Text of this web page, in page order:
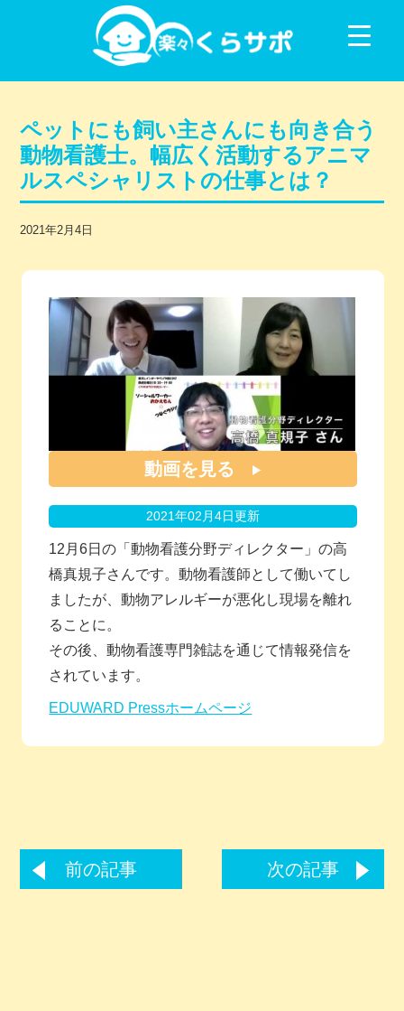
コンテンツに移動
ペットにも飼い主さんにも向き合う
動物看護士。幅広く活動するアニマ
ルスペシャリストの仕事とは？
2021年2月4日
動画を見る
2021年02月4日更新
12月6日の「動物看護分野ディレクター」の高
橋真規子さんです。動物看護師として働いてし
ましたが、動物アレルギーが悪化し現場を離れ
ることに。
その後、動物看護専門雑誌を通じて情報発信を
されています。
EDUWARD Pressホームページ
前の記事 次の記事